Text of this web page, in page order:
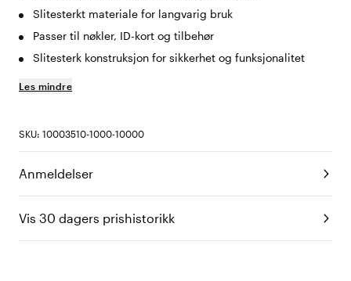
Slitesterkt materiale for langvarig bruk
Passer til nøkler, ID-kort og tilbehør
Slitesterk konstruksjon for sikkerhet og funksjonalitet
Les mindre
SKU: 10003510-1000-10000
Anmeldelser
Vis 30 dagers prishistorikk